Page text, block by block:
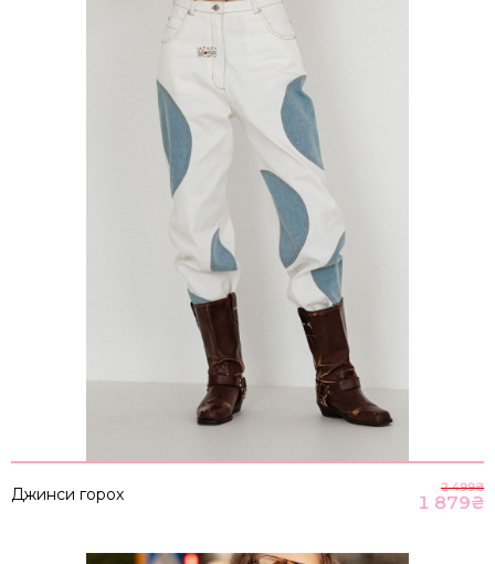
Джинси горох 2 499₴
1 879₴
НАПИСАТИ IВАНЦI
ТВІЙ ТАЄМНИЙ СПИСОК БАЖАНЬ